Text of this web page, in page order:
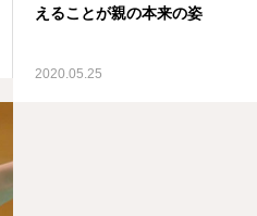
えることが親の本来の姿
2020.05.25